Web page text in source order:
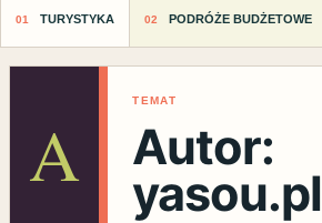
TURYSTYKA PODRÓŻE BUDŻETOWE
A
TEMAT
Autor:
yasou.pl